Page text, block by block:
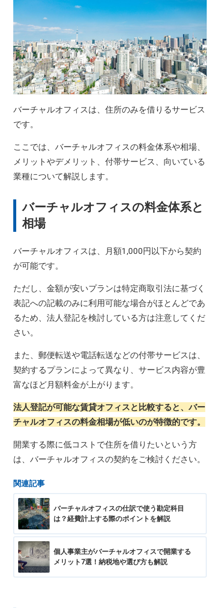
バーチャルオフィスは、住所のみを借りるサービス
です。
ここでは、バーチャルオフィスの料金体系や相場、
メリットやデメリット、付帯サービス、向いている
業種について解説します。
バーチャルオフィスの料金体系と
相場
バーチャルオフィスは、月額1,000円以下から契約
が可能です。
ただし、金額が安いプランは特定商取引法に基づく
表記への記載のみに利用可能な場合がほとんどであ
るため、法人登記を検討している方は注意してくだ
さい。
また、郵便転送や電話転送などの付帯サービスは、
契約するプランによって異なり、サービス内容が豊
富なほど月額料金が上がります。
法人登記が可能な賃貸オフィスと比較すると、バー
チャルオフィスの料金相場が低いのが特徴的です。
開業する際に低コストで住所を借りたいという方
は、バーチャルオフィスの契約をご検討ください。
関連記事
バーチャルオフィスの仕訳で使う勘定科目
は？経費計上する際のポイントを解説
個人事業主がバーチャルオフィスで開業する
メリット7選！納税地や選び方も解説